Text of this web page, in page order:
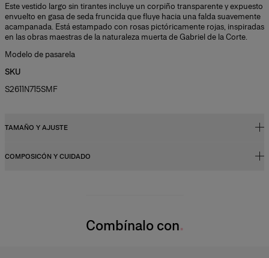
Este vestido largo sin tirantes incluye un corpiño transparente y expuesto
envuelto en gasa de seda fruncida que fluye hacia una falda suavemente
acampanada. Está estampado con rosas pictóricamente rojas, inspiradas
en las obras maestras de la naturaleza muerta de Gabriel de la Corte.
Modelo de pasarela
SKU
S2611N715SMF
TAMAÑO Y AJUSTE
Maxifalda ajustada hasta la cintura
COMPOSICÓN Y CUIDADO
Solamente limpieza en secoCombínalo con